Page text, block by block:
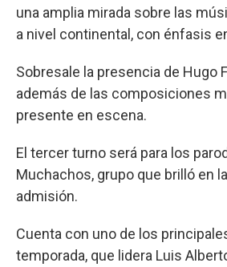
una amplia mirada sobre las
a nivel continental, con énfasis
Sobresale la presencia de Hugo
además de las composiciones
presente en escena.
El tercer turno será para los
Muchachos, grupo que brilló en
admisión.
Cuenta con uno de los
temporada, que lidera Luis